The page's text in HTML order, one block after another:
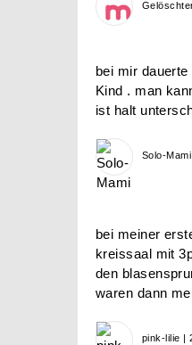
bei mir
Kind . man
ist halt
Solo-
bei meiner
kreissaal mit
den
waren dann
pink-lilie |